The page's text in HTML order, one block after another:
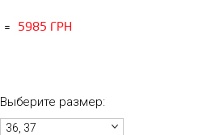
= 5985 ГРН
Выберите размер:
36, 37